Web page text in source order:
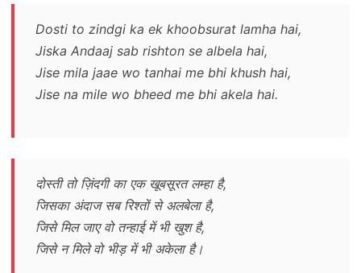
Dosti to zindgi ka ek khoobsurat lamha hai,
Jiska Andaaj sab rishton se albela hai,
Jise mila jaae wo tanhai me bhi khush hai,
Jise na mile wo bheed me bhi akela hai.
दोस्ती तो ज़िंदगी का एक खूबसूरत लम्हा है,
जिसका अंदाज सब रिश्तों से अलबेला है,
जिसे मिल जाए वो तन्हाई में भी खुश है,
जिसे न मिले वो भीड़ में भी अकेला है।